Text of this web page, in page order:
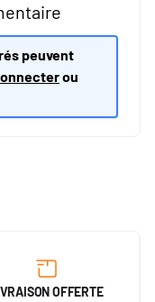
peuvent
ou
OFFERTE